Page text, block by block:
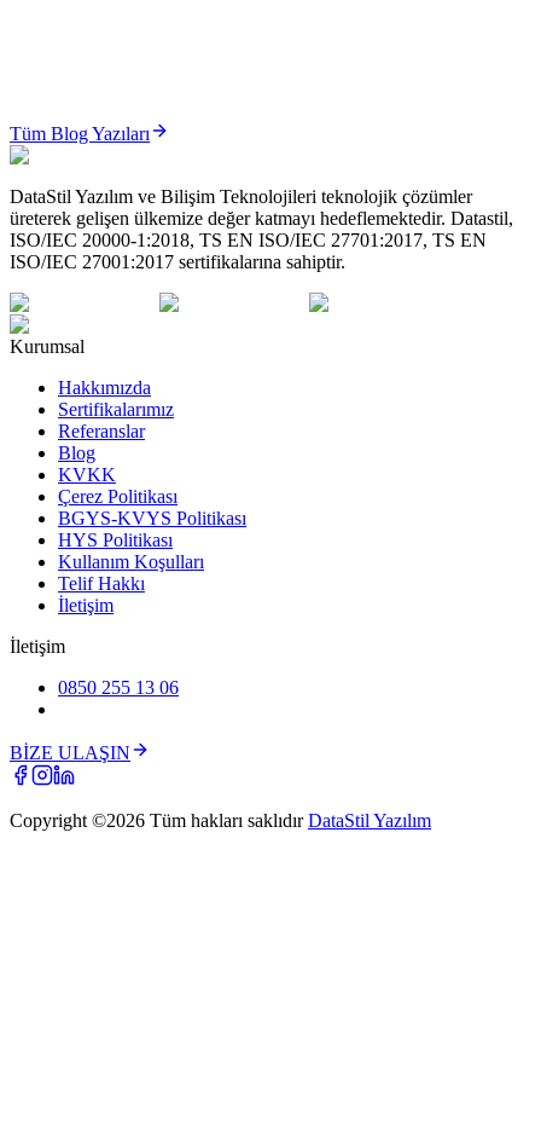
Oku
Tüm Blog Yazıları
DataStil Yazılım ve Bilişim Teknolojileri teknolojik çözümler
üreterek gelişen ülkemize değer katmayı hedeflemektedir. Datastil,
ISO/IEC 20000-1:2018, TS EN ISO/IEC 27701:2017, TS EN
ISO/IEC 27001:2017 sertifikalarına sahiptir.
Kurumsal
Hakkımızda
Sertifikalarımız
Referanslar
Blog
KVKK
Çerez Politikası
BGYS-KVYS Politikası
HYS Politikası
Kullanım Koşulları
Telif Hakkı
İletişim
İletişim
0850 255 13 06
BİZE ULAŞIN
Copyright ©2026 Tüm hakları saklıdır DataStil Yazılım